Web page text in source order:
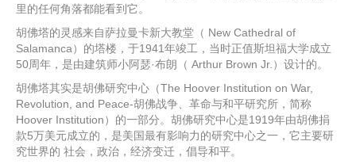
里的任何角落都能看到它。
胡佛塔的灵感来自萨拉曼卡新大教堂（ New Cathedral of
Salamanca）的塔楼，于1941年竣工，当时正值斯坦福大学成立
50周年，是由建筑师小阿瑟·布朗（ Arthur Brown Jr.）设计的。
胡佛塔其实是胡佛研究中心（The Hoover Institution on War,
Revolution, and Peace-胡佛战争、革命与和平研究所，简称
Hoover Institution）的一部分。胡佛研究中心是1919年由胡佛捐
款5万美元成立的，是美国最有影响力的研究中心之一，它主要研
究世界的 社会，政治，经济变迁，倡导和平。